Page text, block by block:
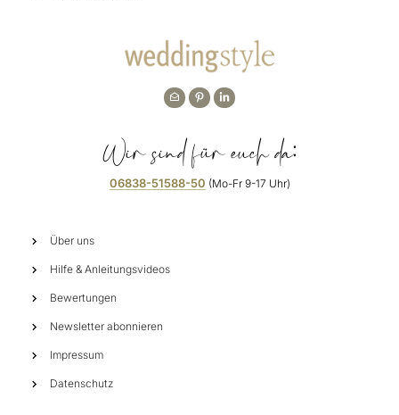
Wir sind für euch da:
06838-51588-50 (Mo-Fr 9-17 Uhr)
Über uns
Hilfe & Anleitungsvideos
Bewertungen
Newsletter abonnieren
Impressum
Datenschutz